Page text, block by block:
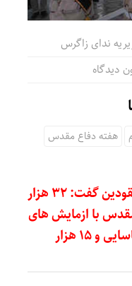
ندای زاگرس
دیدگاه
هفته دفاع مقدس
ایلام -رییس کمیته جستجوی مفقودین گفت: ۳۲ هزار
با ازمایش های
دی. ان. ای و مدارک هویتی، شناسایی و ۱۵ هزار